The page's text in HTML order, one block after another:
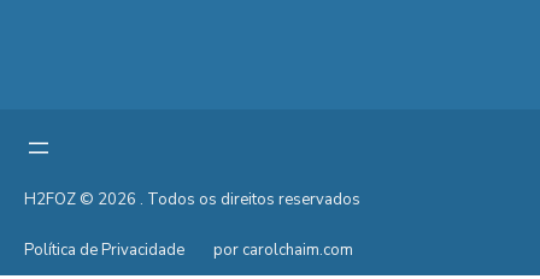
H2FOZ © 2026 . Todos os direitos reservados
Política de Privacidade por carolchaim.com